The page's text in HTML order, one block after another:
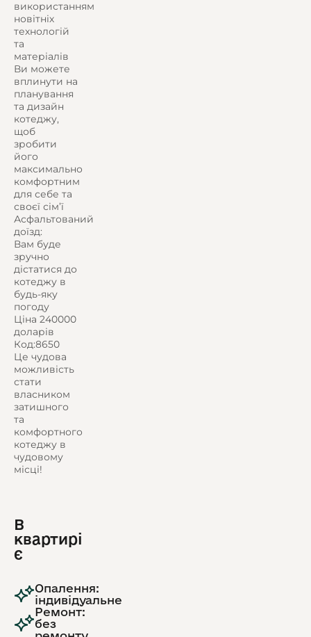
використанням
новітніх
технологій
та
матеріалів
Ви можете
вплинути на
планування
та дизайн
котеджу,
щоб
зробити
його
максимально
комфортним
для себе та
своєї сім’ї
Асфальтований
доїзд:
Вам буде
зручно
дістатися до
котеджу в
будь-яку
погоду
Ціна 240000
доларів
Код:8650
Це чудова
можливість
стати
власником
затишного
та
комфортного
котеджу в
чудовому
місці!
В
квартирі
є
Опалення:
індивідуальне
Ремонт:
без